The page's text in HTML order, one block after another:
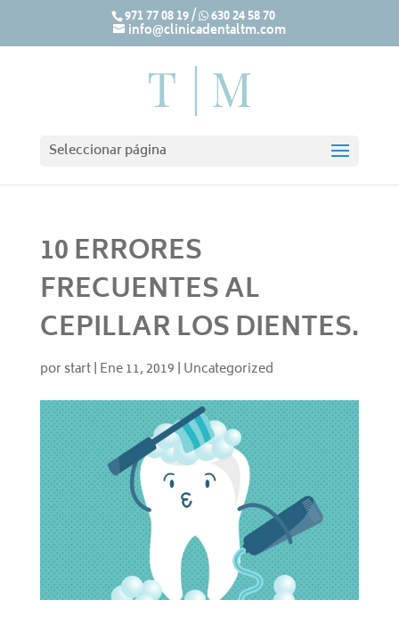
971 77 08 19/ 630 24 58 70
info@clinicadentaltm.com
Seleccionar página
10 ERRORES
FRECUENTES AL
CEPILLAR LOS DIENTES.
porstart| Ene 11, 2019 | Uncategorized